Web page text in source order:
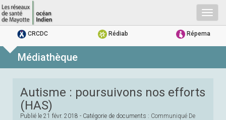
CRCDC Rédiab Répema
Médiathèque
Autisme : poursuivons nos efforts
(HAS)
Publié le 21 févr. 2018 - Catégorie de documents : Communiqué De